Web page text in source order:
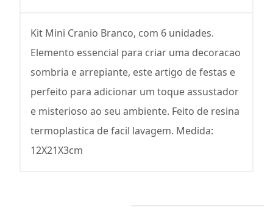
Kit Mini Cranio Branco, com 6 unidades.
Elemento essencial para criar uma decoracao
sombria e arrepiante, este artigo de festas e
perfeito para adicionar um toque assustador
e misterioso ao seu ambiente. Feito de resina
termoplastica de facil lavagem. Medida:
12X21X3cm